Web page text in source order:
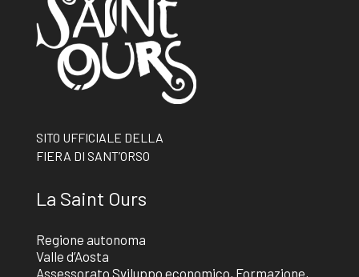
SITO UFFICIALE DELLA
FIERA DI SANT’ORSO
La Saint Ours
Regione autonoma
Valle d’Aosta
Assessorato Sviluppo economico, Formazione,